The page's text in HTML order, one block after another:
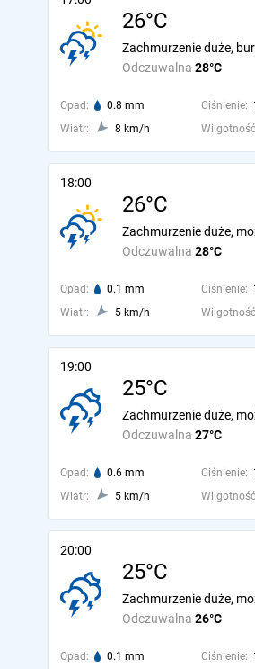
26°C
Odczuwalna 28°C
Zachmurzenie duże,
Opad: 0.8 mm Ciśnienie:
Wiatr:
8 km/h
18:00
26°C
Odczuwalna 28°C
Zachmurzenie duże,
Opad: 0.1 mm Ciśnienie:
Wiatr:
5 km/h
19:00
25°C
Odczuwalna 27°C
Zachmurzenie duże,
Opad: 0.6 mm Ciśnienie:
Wiatr:
5 km/h
20:00
25°C
Odczuwalna 26°C
Zachmurzenie duże,
Opad: 0.1 mm Ciśnienie: